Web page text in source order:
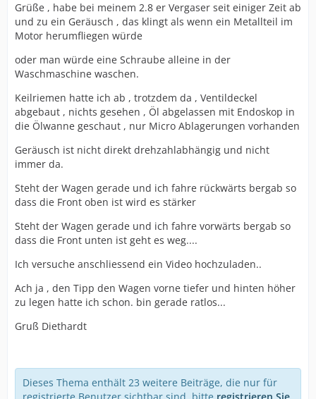
Grüße , habe bei meinem 2.8 er Vergaser seit einiger Zeit ab
und zu ein Geräusch , das klingt als wenn ein Metallteil im
Motor herumfliegen würde
oder man würde eine Schraube alleine in der
Waschmaschine waschen.
Keilriemen hatte ich ab , trotzdem da , Ventildeckel
abgebaut , nichts gesehen , Öl abgelassen mit Endoskop in
die Ölwanne geschaut , nur Micro Ablagerungen vorhanden
Geräusch ist nicht direkt drehzahlabhängig und nicht
immer da.
Steht der Wagen gerade und ich fahre rückwärts bergab so
dass die Front oben ist wird es stärker
Steht der Wagen gerade und ich fahre vorwärts bergab so
dass die Front unten ist geht es weg....
Ich versuche anschliessend ein Video hochzuladen..
Ach ja , den Tipp den Wagen vorne tiefer und hinten höher
zu legen hatte ich schon. bin gerade ratlos...
Gruß Diethardt
Dieses Thema enthält 23 weitere Beiträge, die nur für